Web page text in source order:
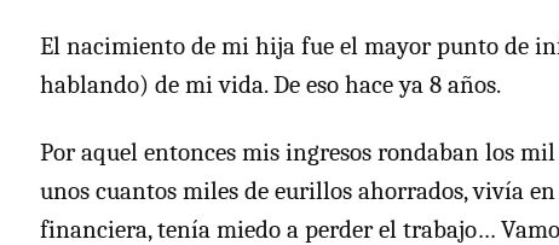
El nacimiento de mi hija fue el mayor punto de
hablando) de mi vida. De eso hace ya 8 años.
Por aquel entonces mis ingresos rondaban los
unos cuantos miles de eurillos ahorrados, vivía
financiera, tenía miedo a perder el trabajo…